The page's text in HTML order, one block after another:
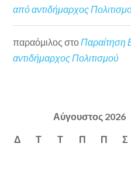
από αντιδήμαρχος
παραόμιλος στο Παραίτηση
αντιδήμαρχος Πολιτισμού
Αύγουστος 2026
Δ Τ Τ Π Π Σ